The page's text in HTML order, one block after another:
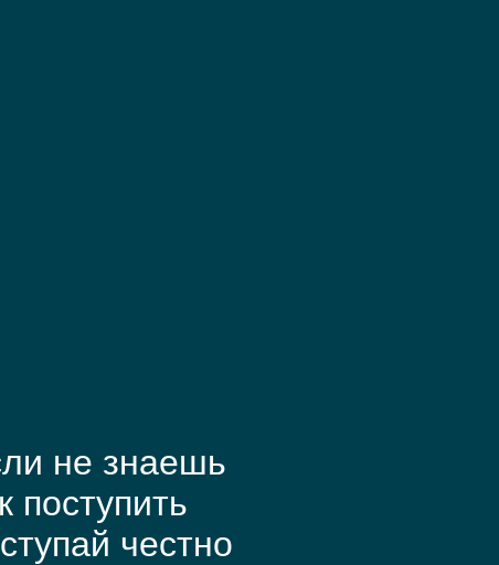
не знаешь
поступить
честно